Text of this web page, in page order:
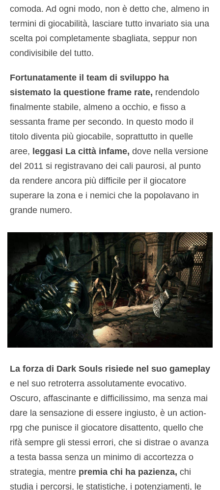
comoda. Ad ogni modo, non è detto che, almeno in
termini di giocabilità, lasciare tutto invariato sia una
scelta poi completamente sbagliata, seppur non
condivisibile del tutto.
Fortunatamente il team di sviluppo ha
sistemato la questione frame rate, rendendolo
finalmente stabile, almeno a occhio, e fisso a
sessanta frame per secondo. In questo modo il
titolo diventa più giocabile, soprattutto in quelle
aree, leggasi La città infame, dove nella versione
del 2011 si registravano dei cali paurosi, al punto
da rendere ancora più difficile per il giocatore
superare la zona e i nemici che la popolavano in
grande numero.
La forza di Dark Souls risiede nel suo gameplay
e nel suo retroterra assolutamente evocativo.
Oscuro, affascinante e difficilissimo, ma senza mai
dare la sensazione di essere ingiusto, è un action-
rpg che punisce il giocatore disattento, quello che
rifà sempre gli stessi errori, che si distrae o avanza
a testa bassa senza un minimo di accortezza o
strategia, mentre premia chi ha pazienza, chi
studia i percorsi, le statistiche, i potenziamenti, le